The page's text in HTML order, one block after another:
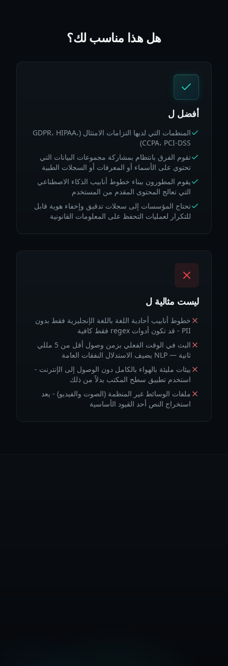
هل هذا مناسب لك؟
أفضل ل
المنظمات التي لديها التزامات الامتثال (GDPR، HIPAA،
CCPA، PCI-DSS)
تقوم الفرق بانتظام بمشاركة مجموعات البيانات التي
تحتوي على الأسماء أو المعرفات أو السجلات الطبية
يقوم المطورون ببناء خطوط أنابيب الذكاء الاصطناعي
التي تعالج المحتوى المقدم من المستخدم
تحتاج المؤسسات إلى سجلات تدقيق وإخفاء هوية قابل
للتكرار لعمليات التحفظ على المعلومات القانونية
ليست مثالية ل
خطوط أنابيب أحادية اللغة باللغة الإنجليزية فقط بدون
PII - قد تكون أدوات regex فقط كافية
البث في الوقت الفعلي بزمن وصول أقل من 5 مللي
ثانية — NLP يضيف الاستدلال النفقات العامة
بيئات مليئة بالهواء بالكامل دون الوصول إلى الإنترنت -
استخدم تطبيق سطح المكتب بدلاً من ذلك
ملفات الوسائط غير المنظمة (الصوت والفيديو) - يعد
استخراج النص أحد القيود الأساسية